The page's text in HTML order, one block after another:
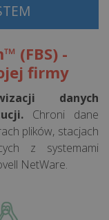
(FBS) -
firmy
danych
Chroni dane
plików, stacjach
z systemami
NetWare.